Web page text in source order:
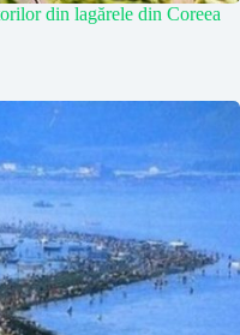
din lagărele din Coreea